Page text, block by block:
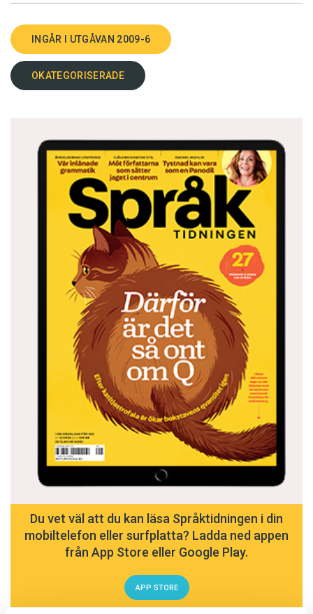
INGÅR I UTGÅVAN 2009-6
OKATEGORISERADE
Du vet väl att du kan läsa Språktidningen i din
mobiltelefon eller surfplatta? Ladda ned appen
från App Store eller Google Play.
APP STORE